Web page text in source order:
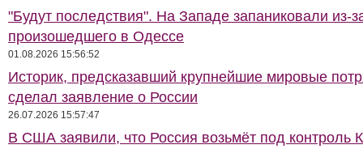
"Будут последствия". На Западе запаниковали из-
произошедшего в Одессе
01.08.2026 15:56:52
Историк, предсказавший крупнейшие мировые
сделал заявление о России
26.07.2026 15:57:47
В США заявили, что Россия возьмёт под контроль